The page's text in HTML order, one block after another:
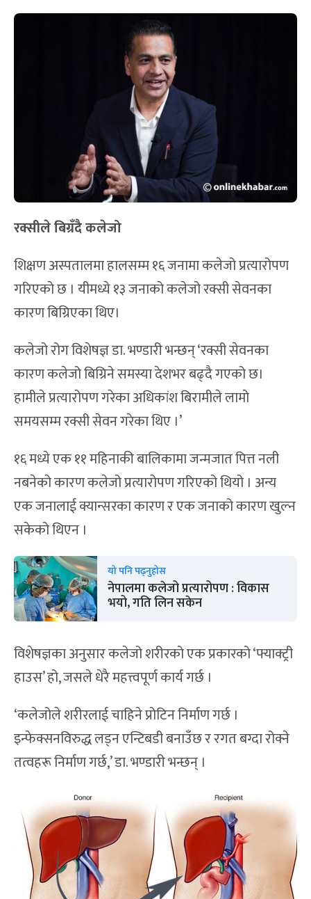
रक्सीले बिग्रदै कलेजो
शिक्षण अस्पतालमा हालसम्म १६ जनामा कलेजो प्रत्यारोपण
गरिएको छ । यीमध्ये १३ जनाको कलेजो रक्सी सेवनका
कारण बिग्रिएका थिए।
कलेजो रोग विशेषज्ञ डा. भण्डारी भन्छन् ‘रक्सी सेवनका
कारण कलेजो बिग्रिने समस्या देशभर बढ्दै गएको छ।
हामीले प्रत्यारोपण गरेका अधिकांश बिरामीले लामो
समयसम्म रक्सी सेवन गरेका थिए ।’
१६ मध्ये एक ११ महिनाकी बालिकामा जन्मजात पित्त नली
नबनेको कारण कलेजो प्रत्यारोपण गरिएको थियो । अन्य
एक जनालाई क्यान्सरका कारण र एक जनाको कारण खुल्न
सकेको थिएन ।
यो पनि पढ्नुहोस
नेपालमा कलेजो प्रत्यारोपण : विकास
भयो, गति लिन सकेन
विशेषज्ञका अनुसार कलेजो शरीरको एक प्रकारको ‘फ्याक्ट्री
हाउस’ हो, जसले धेरै महत्त्वपूर्ण कार्य गर्छ ।
‘कलेजोले शरीरलाई चाहिने प्रोटिन निर्माण गर्छ ।
इन्फेक्सनविरुद्ध लड्न एन्टिबडी बनाउँछ र रगत बग्दा रोक्ने
तत्वहरू निर्माण गर्छ,’ डा. भण्डारी भन्छन् ।